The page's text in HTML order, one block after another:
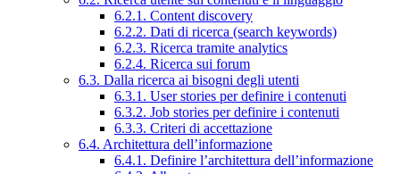
6.2.1. Content discovery
6.2.2. Dati di ricerca (search keywords)
6.2.3. Ricerca tramite analytics
6.2.4. Ricerca sui forum
6.3. Dalla ricerca ai bisogni degli utenti
6.3.1. User stories per definire i contenuti
6.3.2. Job stories per definire i contenuti
6.3.3. Criteri di accettazione
6.4. Architettura dell’informazione
6.4.1. Definire l’architettura dell’informazione